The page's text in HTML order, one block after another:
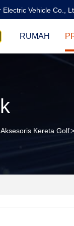
Electric Vehicle Co.,
RUMAH
Aksesoris Kereta Golf>